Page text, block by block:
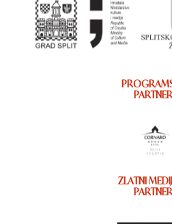
PARTNER
ZLATNI
PARTNER